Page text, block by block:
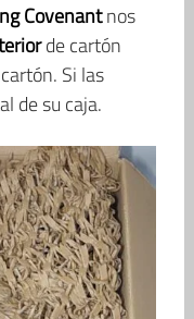
Covenantnos
de cartón
Si las
de su caja.